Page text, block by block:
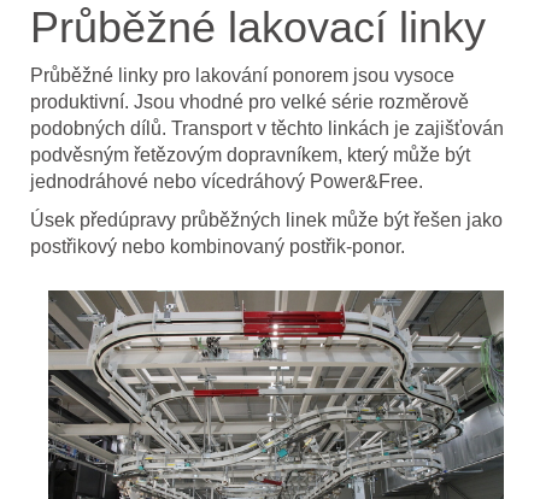
Průběžné lakovací linky
Průběžné linky pro lakování ponorem jsou vysoce
produktivní. Jsou vhodné pro velké série rozměrově
podobných dílů. Transport v těchto linkách je zajišťován
podvěsným řetězovým dopravníkem, který může být
jednodráhové nebo vícedráhový Power&Free.
Úsek předúpravy průběžných linek může být řešen jako
postřikový nebo kombinovaný postřik-ponor.